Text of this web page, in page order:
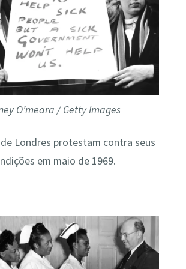
O’meara / Getty Images
Londres protestam contra seus
em maio de 1969.